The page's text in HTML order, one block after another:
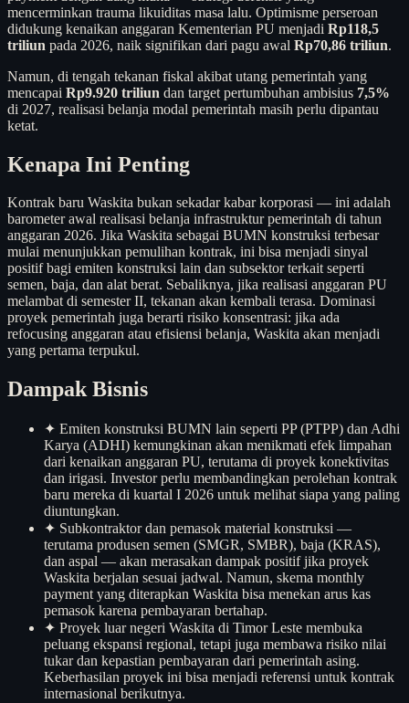
mencerminkan trauma likuiditas masa lalu. Optimisme perseroan
didukung kenaikan anggaran Kementerian PU menjadi Rp118,5
triliun pada 2026, naik signifikan dari pagu awal Rp70,86 triliun.
Namun, di tengah tekanan fiskal akibat utang pemerintah yang
mencapai Rp9.920 triliun dan target pertumbuhan ambisius 7,5%
di 2027, realisasi belanja modal pemerintah masih perlu dipantau
ketat.
Kenapa Ini Penting
Kontrak baru Waskita bukan sekadar kabar korporasi — ini adalah
barometer awal realisasi belanja infrastruktur pemerintah di tahun
anggaran 2026. Jika Waskita sebagai BUMN konstruksi terbesar
mulai menunjukkan pemulihan kontrak, ini bisa menjadi sinyal
positif bagi emiten konstruksi lain dan subsektor terkait seperti
semen, baja, dan alat berat. Sebaliknya, jika realisasi anggaran PU
melambat di semester II, tekanan akan kembali terasa. Dominasi
proyek pemerintah juga berarti risiko konsentrasi: jika ada
refocusing anggaran atau efisiensi belanja, Waskita akan menjadi
yang pertama terpukul.
Dampak Bisnis
✦ Emiten konstruksi BUMN lain seperti PP (PTPP) dan Adhi
Karya (ADHI) kemungkinan akan menikmati efek limpahan
dari kenaikan anggaran PU, terutama di proyek konektivitas
dan irigasi. Investor perlu membandingkan perolehan kontrak
baru mereka di kuartal I 2026 untuk melihat siapa yang paling
diuntungkan.
✦ Subkontraktor dan pemasok material konstruksi —
terutama produsen semen (SMGR, SMBR), baja (KRAS),
dan aspal — akan merasakan dampak positif jika proyek
Waskita berjalan sesuai jadwal. Namun, skema monthly
payment yang diterapkan Waskita bisa menekan arus kas
pemasok karena pembayaran bertahap.
✦ Proyek luar negeri Waskita di Timor Leste membuka
peluang ekspansi regional, tetapi juga membawa risiko nilai
tukar dan kepastian pembayaran dari pemerintah asing.
Keberhasilan proyek ini bisa menjadi referensi untuk kontrak
internasional berikutnya.